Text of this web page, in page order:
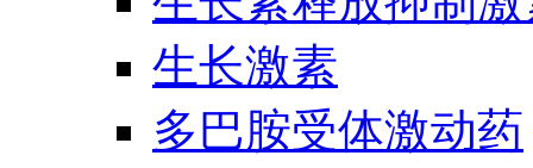
生长激素
多巴胺受体激动药